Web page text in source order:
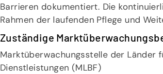
Barrieren dokumentiert. Die
Rahmen der laufenden Pflege und
Zuständige
Marktüberwachungsstelle der Länder
Dienstleistungen (MLBF)